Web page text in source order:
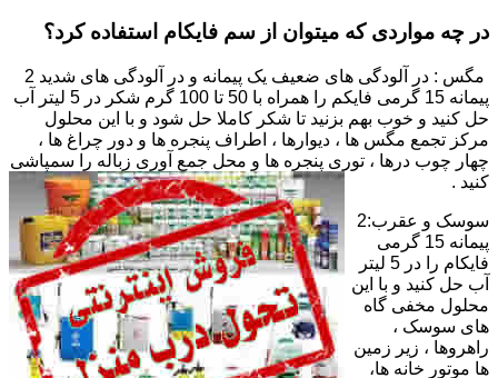
در چه مواردی که میتوان از سم فایکام استفاده کرد؟
مگس : در آلودگی های ضعیف یک پیمانه و در آلودگی های شدید 2
پیمانه 15 گرمی فایکم را همراه با 50 تا 100 گرم شکر در 5 لیتر آب
حل کنید و خوب بهم بزنید تا شکر کاملا حل شود و با این محلول
مرکز تجمع مگس ها ، دیوارها ، اطراف پنجره ها و دور چراغ ها ،
چهار چوب درها ، توری پنجره ها و محل جمع آوری زباله را سمپاشی
کنید .
سوسک و عقرب:2
پیمانه 15 گرمی
فایکام را در 5 لیتر
آب حل کنید و با این
محلول مخفی گاه
های سوسک ،
راهروها ، زیر زمین
ها موتور خانه ها،